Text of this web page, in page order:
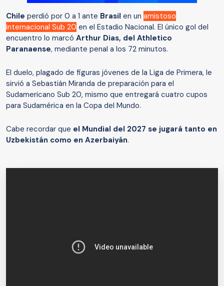
Chile perdió por 0 a 1 ante Brasil en un amistoso
internacional Sub 20 en el Estadio Nacional. El único gol del
encuentro lo marcó Arthur Dias, del Athletico
Paranaense, mediante penal a los 72 minutos.
El duelo, plagado de figuras jóvenes de la Liga de Primera, le
sirvió a Sebastián Miranda de preparación para el
Sudamericano Sub 20, mismo que entregará cuatro cupos
para Sudamérica en la Copa del Mundo.
Cabe recordar que el Mundial del 2027 se jugará tanto en
Uzbekistán como en Azerbaiyán.